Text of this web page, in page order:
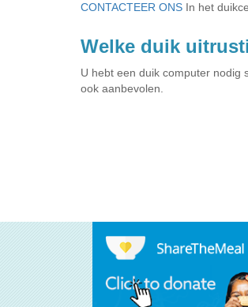
CONTACTEER ONS In het
Welke duik
U hebt een duik computer nodig
ook aanbevolen.